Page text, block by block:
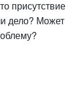
присутствие
дело? Может